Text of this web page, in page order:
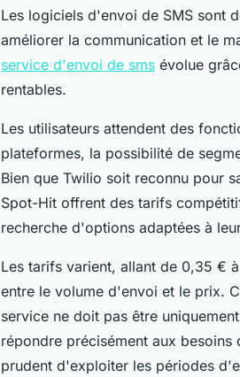
Les logiciels d'envoi de SMS sont
améliorer la communication et le
service d'envoi de sms évolue
rentables.
Les utilisateurs attendent des
plateformes, la possibilité de
Bien que Twilio soit reconnu pour
Spot-Hit offrent des tarifs
recherche d'options adaptées à
Les tarifs varient, allant de 0,35 €
entre le volume d'envoi et le prix.
service ne doit pas être
répondre précisément aux
prudent d'exploiter les périodes